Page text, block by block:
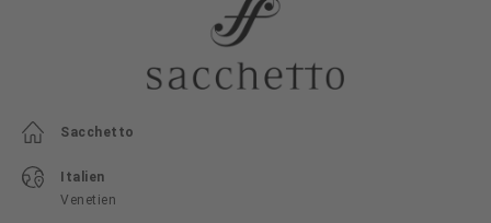
Sacchetto
Italien
Venetien